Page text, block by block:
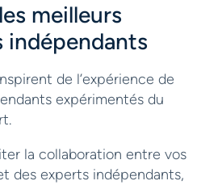
meilleurs
indépendants
de l’expérience de
expérimentés du
la collaboration entre vos
des experts indépendants,